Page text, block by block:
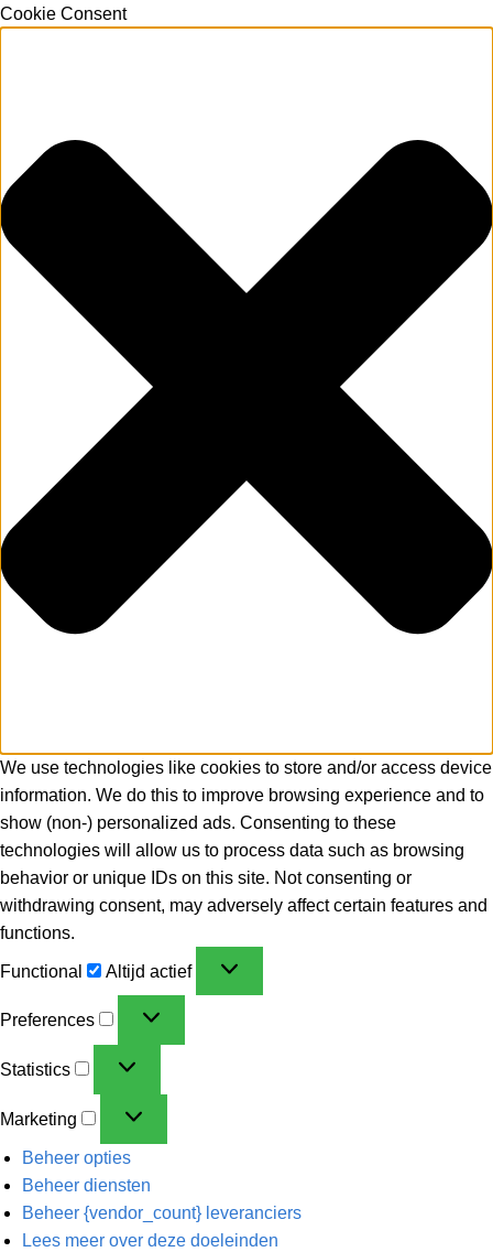
Cookie Consent
We use technologies like cookies to store and/or access device
information. We do this to improve browsing experience and to
show (non-) personalized ads. Consenting to these
technologies will allow us to process data such as browsing
behavior or unique IDs on this site. Not consenting or
withdrawing consent, may adversely affect certain features and
functions.
Functional Altijd actief
Preferences
Statistics
Marketing
Beheer opties
Beheer diensten
Beheer {vendor_count} leveranciers
Lees meer over deze doeleinden